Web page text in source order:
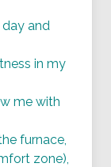
and
in my
me with
furnace,
zone),